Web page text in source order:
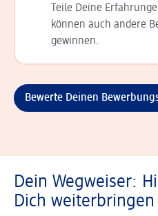
Teile Deine
können auch andere
gewinnen.
Bewerte Deinen
Dein Wegweiser:
Dich weiterbringen